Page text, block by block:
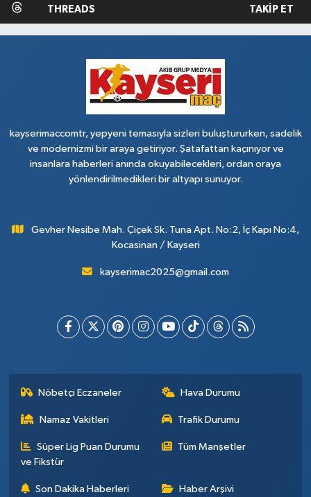
THREADS TAKIP ET
kayserimaccomtr, yepyeni temasıyla sizleri buluştururken, sadelik
ve modernizmi bir araya getiriyor. Şatafattan kaçınıyor ve
insanlara haberleri anında okuyabilecekleri, ordan oraya
yönlendirilmedikleri bir altyapı sunuyor.
Gevher Nesibe Mah. Çiçek Sk. Tuna Apt. No:2, İç Kapı No:4,
Kocasinan / Kayseri
kayserimac2025@gmail.com
Nöbetçi Eczaneler Hava Durumu
Namaz Vakitleri Trafik Durumu
Süper Lig Puan Durumu
ve Fikstür
Tüm Manşetler
Son Dakika Haberleri Haber Arşivi